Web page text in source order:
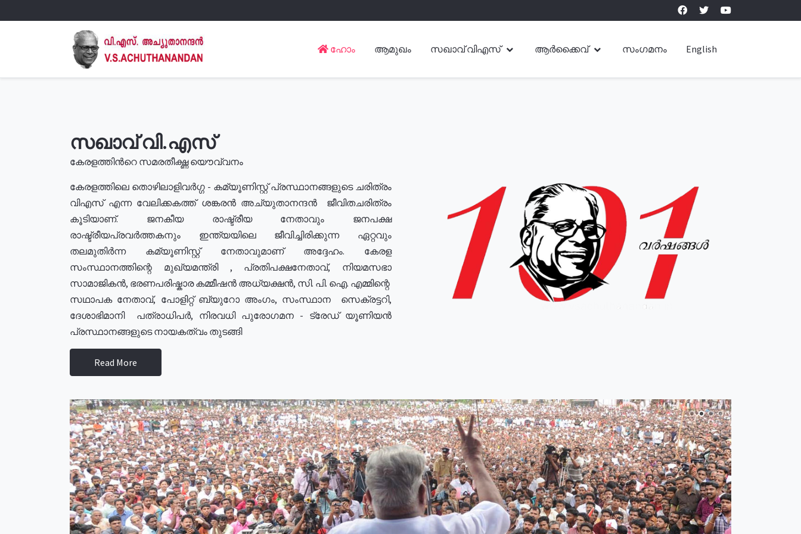
ഹോം ആമുഖം സഖാവ് വിഎസ് ആർക്കൈവ് സംഗമനം English
സഖാവ് വി.എസ്
കേരളത്തിൻറെ സമരതീക്ഷ്ണ യൌവ്വനം
കേരളത്തിലെ തൊഴിലാളിവർഗ്ഗ - കമ്യൂണിസ്റ്റ് പ്രസ്ഥാനങ്ങളുടെ ചരിത്രം
വിഎസ് എന്ന വേലിക്കകത്ത് ശങ്കരൻ അച്യുതാനന്ദൻ ജീവിതചരിത്രം
കൂടിയാണ്. ജനകീയ രാഷ്ട്രീയ നേതാവും ജനപക്ഷ
രാഷ്ട്രീയപ്രവർത്തകനും ഇന്ത്യയിലെ ജീവിച്ചിരിക്കുന്ന ഏറ്റവും
തലമുതിർന്ന കമ്യൂണിസ്റ്റ് നേതാവുമാണ് അദ്ദേഹം. കേരള
സംസ്ഥാനത്തിന്റെ മുഖ്യമന്ത്രി , പ്രതിപക്ഷനേതാവ്, നിയമസഭാ
സാമാജികൻ, ഭരണപരിഷ്കാര കമ്മീഷൻ അധ്യക്ഷൻ, സി. പി. ഐ. എമ്മിന്റെ
സഥാപക നേതാവ്, പോളിറ്റ് ബ്യുറോ അംഗം, സംസ്ഥാന സെക്രട്ടറി,
ദേശാഭിമാനി പത്രാധിപർ, നിരവധി പുരോഗമന - ട്രേഡ് യൂണിയൻ
പ്രസ്ഥാനങ്ങളുടെ നായകത്വം തുടങ്ങി
Read More